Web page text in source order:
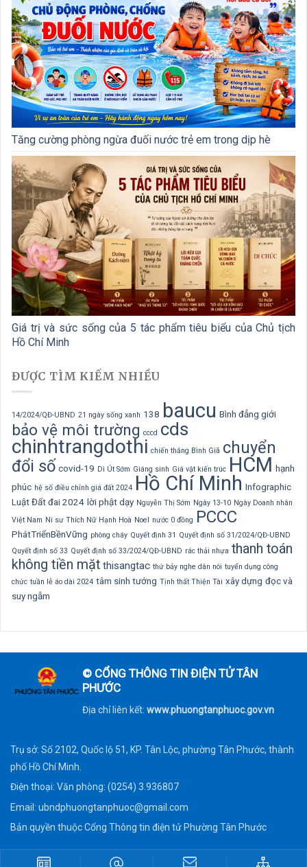
Tăng cường phòng ngừa đuối nước trẻ em trong dịp hè
Giá trị và sức sống của 5 tác phẩm tiêu biểu của Chủ tịch
Hồ Chí Minh
ĐƯỢC TÌM KIẾM NHIỀU
14/2024/QĐ-UBND 21 ngày sống xanh 138 baucu Bình đẳng giới
bảo vệ môi trường cccd cds
chinhtrangdothi chiến thắng Bình Giã chuyển
đổi số covid-19 Dì Út Sớm Giáng sinh Giá vật kiến trúc HCM hạnh
phúc hệ số điều chỉnh giá đất 2024 Hồ Chí Minh Infographic
Luật Đất đai 2024 lời phật dạy Nguyễn Thị Sớm Ngày 13-10 Ngày Doanh nhân
Việt Nam Ni sư Thích Nữ Hạnh Hoà Noel nước 0 đồng PCCC
PhátTriểnBềnVững phòng cháy Quyết định 31 Quyết định số 31/2024/QĐ-UBND
Quyết định số 33 Quyết định số 33/2024/QĐ-UBND rác thải nhựa thanh toán
không tiền mặt thisangtac thứ bảy nghe dân nói tuyển dụng công
chức tuần lễ áo dài 2024 tâm sinh tướng Tịnh thất Thiện Tài xây dựng đọc và
suy ngẫm
© CỔNG THÔNG TIN ĐIỆN TỬ TÂN
PHƯỚC
Địa chỉ liên kết: www.phuongtanphuoc.gov.vn
Trụ sở: Số 2102, Quốc lộ 51, KP. Tân Lộc, phường Tân Phước, thành
phố Hồ Chí Minh.
Điện thoại: Văn phòng: (0254) 3.936807
Email: ubndphuongtanphuoc@gmail.com
Bản quyền thuộc Cổng Thông tin điện tử Phường Tân Phước